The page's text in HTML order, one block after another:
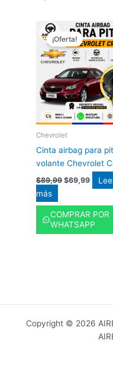
¡Oferta!
Chevrolet
Cinta airbag para
volante Chevrolet
$89,99
precio
original
era:
$89,99.
$69,99
El
precio
actual
es:
más
COMPRAR POR
WHATSAPP
Copyright © 2026